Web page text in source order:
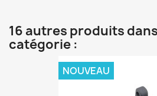
16 autres produits
catégorie :
NOUVEAU